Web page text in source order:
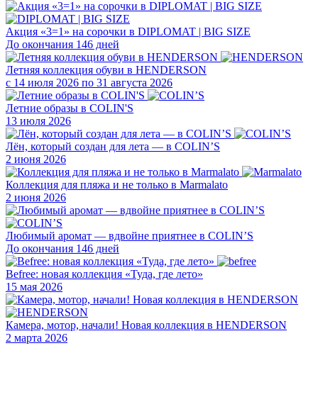
Акция «3=1» на сорочки в DIPLOMAT | BIG SIZE
До окончания 146 дней
Летняя коллекция обуви в HENDERSON
с 14 июля 2026 по 31 августа 2026
Летние образы в COLIN'S
13 июля 2026
Лён, который создан для лета — в COLIN’S
2 июня 2026
Коллекция для пляжа и не только в Marmalato
2 июня 2026
Любимый аромат — вдвойне приятнее в COLIN’S
До окончания 146 дней
Befree: новая коллекция «Туда, где лето»
15 мая 2026
Камера, мотор, начали! Новая коллекция в HENDERSON
2 марта 2026